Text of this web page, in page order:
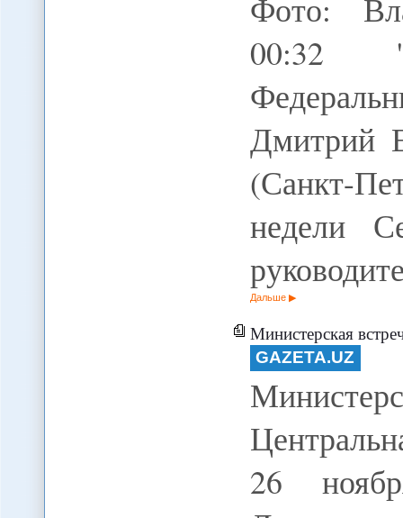
Фото:
00:32
Дмитрий
(Санкт-
недели
Дальше
Министерская
GAZETA.UZ
26